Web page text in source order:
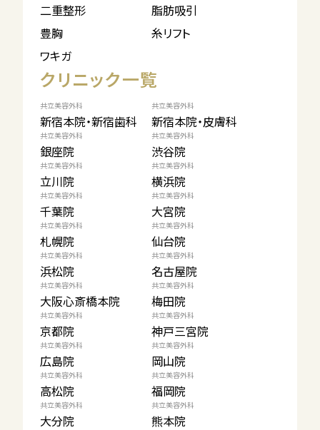
二重整形
脂肪吸引
豊胸
糸リフト
ワキガ
クリニック一覧
共立美容外科
新宿本院・新宿歯科
共立美容外科
新宿本院・皮膚科
共立美容外科
銀座院
共立美容外科
渋谷院
共立美容外科
立川院
共立美容外科
横浜院
共立美容外科
千葉院
共立美容外科
大宮院
共立美容外科
札幌院
共立美容外科
仙台院
共立美容外科
浜松院
共立美容外科
名古屋院
共立美容外科
大阪心斎橋本院
共立美容外科
梅田院
共立美容外科
京都院
共立美容外科
神戸三宮院
共立美容外科
広島院
共立美容外科
岡山院
共立美容外科
高松院
共立美容外科
福岡院
共立美容外科
大分院
共立美容外科
熊本院